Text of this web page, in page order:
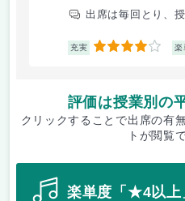
出席は毎回とり、
充実 4 楽
評価は授業別の
クリックすることで出席の有
トが閲覧
楽単度「★4以上